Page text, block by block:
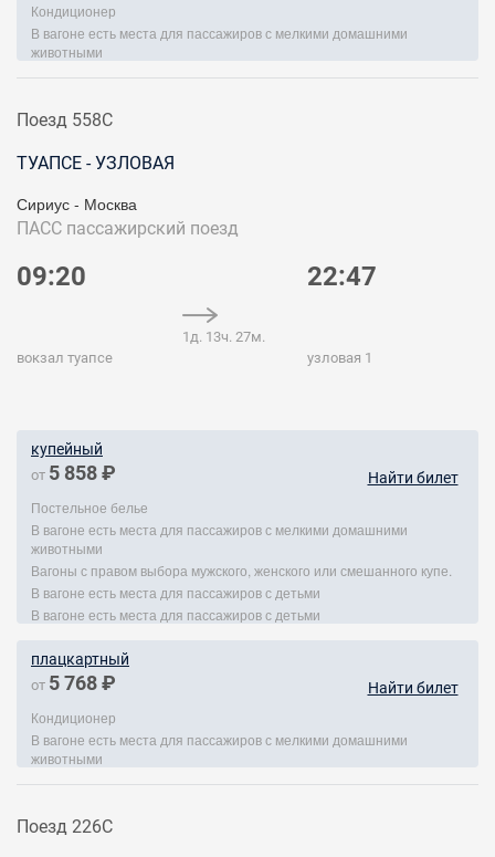
Кондиционер
В вагоне есть места для пассажиров с мелкими домашними
животными
Поезд 558С
ТУАПСЕ - УЗЛОВАЯ
Сириус - Москва
ПАСС пассажирский поезд
09:20
вокзал туапсе
1д. 13ч. 27м.
22:47
узловая 1
купейный
от 5 858 ₽ Найти билет
Постельное белье
В вагоне есть места для пассажиров с мелкими домашними
животными
Вагоны с правом выбора мужского, женского или смешанного купе.
В вагоне есть места для пассажиров с детьми
В вагоне есть места для пассажиров с детьми
плацкартный
от 5 768 ₽ Найти билет
Кондиционер
В вагоне есть места для пассажиров с мелкими домашними
животными
Поезд 226С